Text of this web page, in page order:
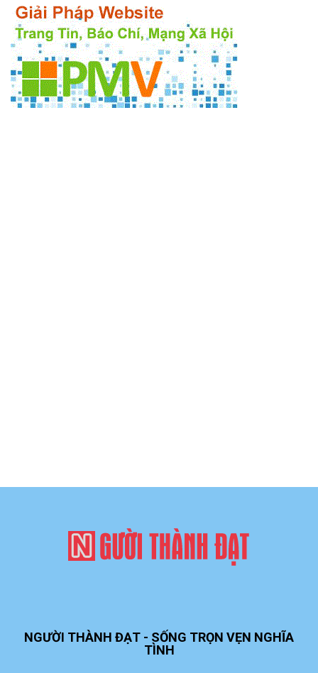
NGƯỜI THÀNH ĐẠT - SỐNG TRỌN VẸN NGHĨA
TÌNH